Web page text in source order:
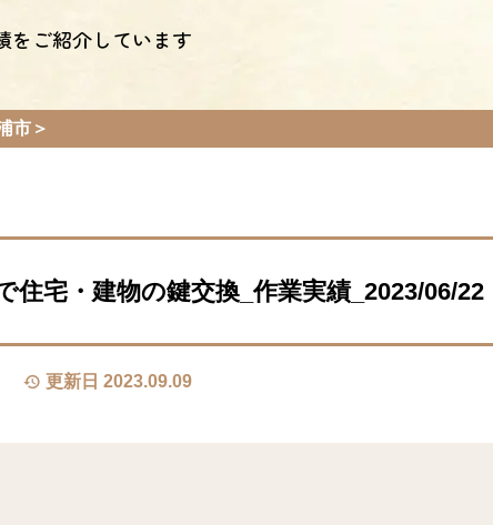
をご紹介しています
市
住宅・建物の鍵交換_作業実績_2023/06/22
更新日 2023.09.09